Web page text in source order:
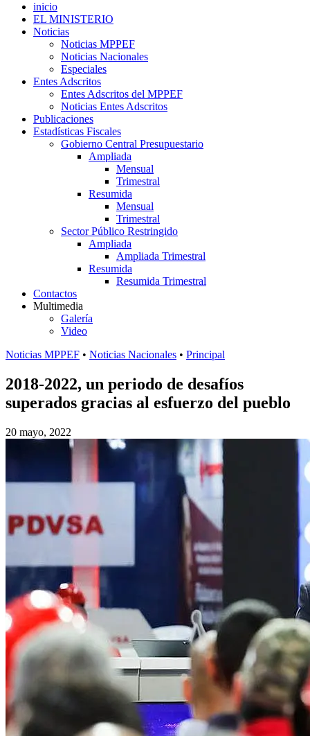
inicio
EL MINISTERIO
Noticias
Noticias MPPEF
Noticias Nacionales
Especiales
Entes Adscritos
Entes Adscritos del MPPEF
Noticias Entes Adscritos
Publicaciones
Estadísticas Fiscales
Gobierno Central Presupuestario
Ampliada
Mensual
Trimestral
Resumida
Mensual
Trimestral
Sector Público Restringido
Ampliada
Ampliada Trimestral
Resumida
Resumida Trimestral
Contactos
Multimedia
Galería
Video
Noticias MPPEF • Noticias Nacionales • Principal
2018-2022, un periodo de desafíos
superados gracias al esfuerzo del pueblo
20 mayo, 2022